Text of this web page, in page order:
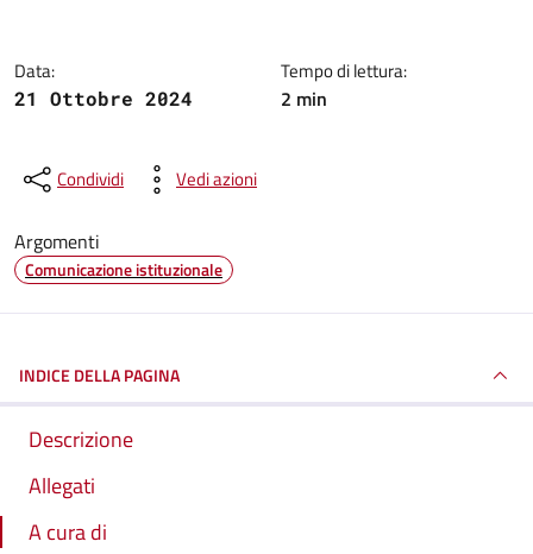
Data:
21 Ottobre 2024
Tempo di lettura:
2 min
Condividi Vedi azioni
Argomenti
Comunicazione istituzionale
INDICE DELLA PAGINA
Descrizione
Allegati
A cura di